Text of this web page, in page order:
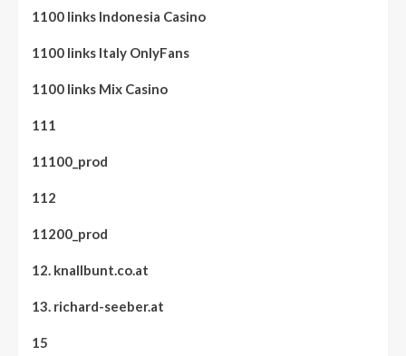
1100 links Indonesia Casino
1100 links Italy OnlyFans
1100 links Mix Casino
111
11100_prod
112
11200_prod
12. knallbunt.co.at
13. richard-seeber.at
15